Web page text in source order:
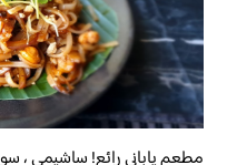
مطعم ياباني رائع! ساشيمي